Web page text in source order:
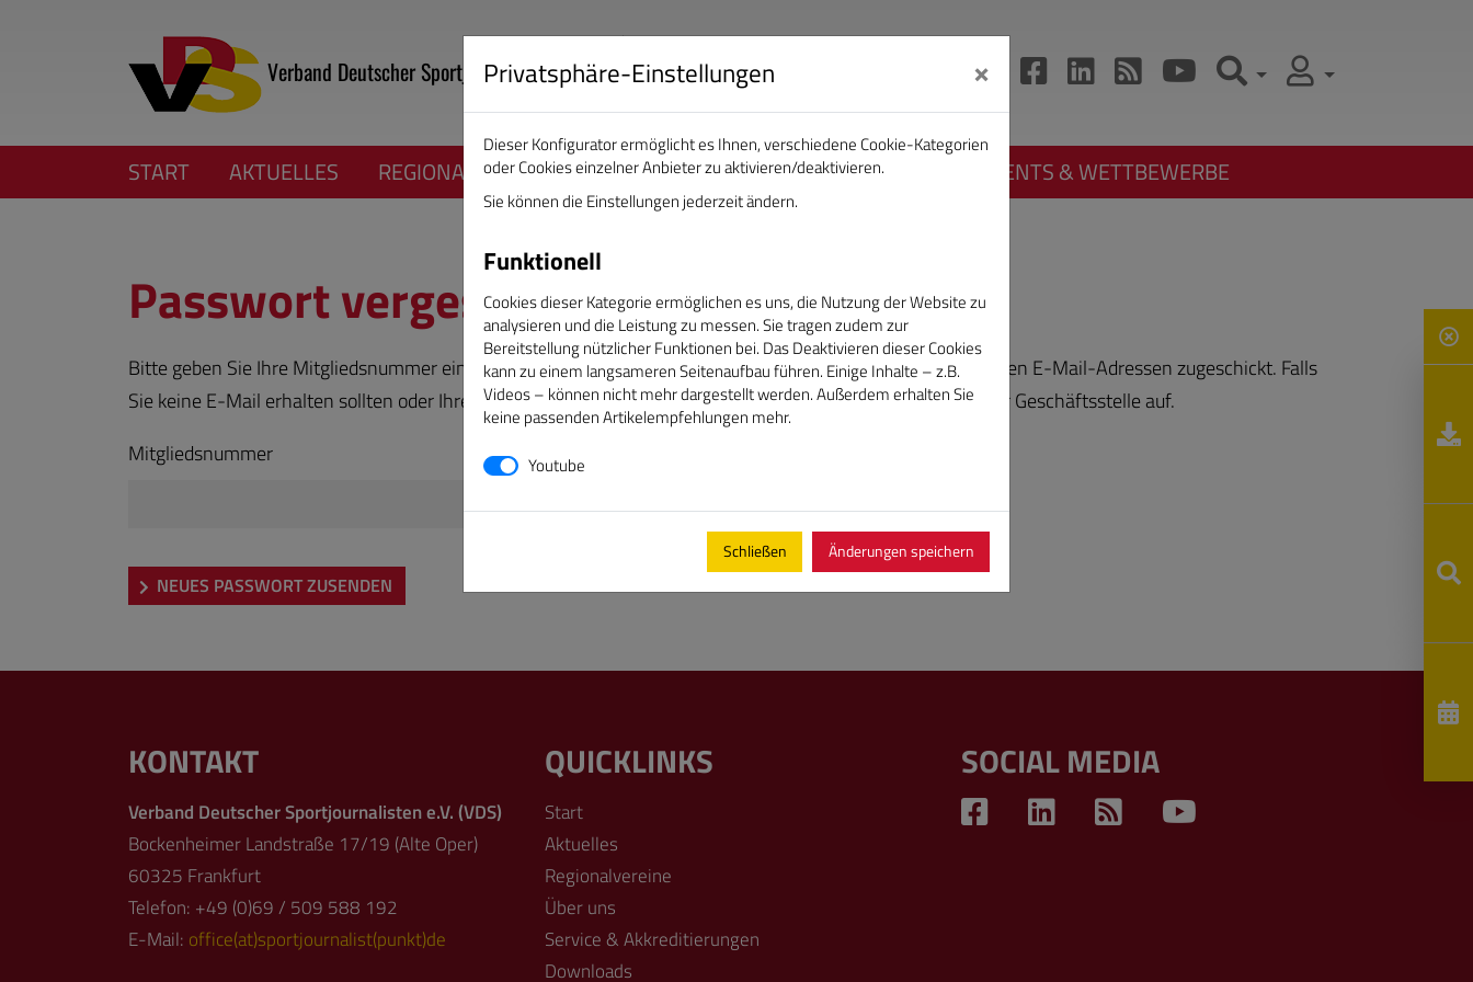
Verband Deutscher Sportjournalisten e.V. DAS GOLDENE BAND
START AKTUELLES REGIONALVEREINE ÜBER UNS SERVICE CAMPUS EVENTS & WETTBEWERBE
Passwort vergessen
Bitte geben Sie Ihre Mitgliedsnummer ein, es wird Ihnen anschließend ein neues Kennwort an die hinterlegten E-Mail-Adressen zugeschickt. Falls
Sie keine E-Mail erhalten sollten oder Ihre Mitgliedsnummer nicht kennen, nehmen Sie bitte Kontakt mit der Geschäftsstelle auf.
Mitgliedsnummer
NEUES PASSWORT ZUSENDEN
Privatsphäre-Einstellungen ×
Dieser Konfigurator ermöglicht es Ihnen, verschiedene Cookie-Kategorien
oder Cookies einzelner Anbieter zu aktivieren/deaktivieren.
Sie können die Einstellungen jederzeit ändern.
Funktionell
Cookies dieser Kategorie ermöglichen es uns, die Nutzung der Website zu
analysieren und die Leistung zu messen. Sie tragen zudem zur
Bereitstellung nützlicher Funktionen bei. Das Deaktivieren dieser Cookies
kann zu einem langsameren Seitenaufbau führen. Einige Inhalte – z.B.
Videos – können nicht mehr dargestellt werden. Außerdem erhalten Sie
keine passenden Artikelempfehlungen mehr.
Youtube
Schließen Änderungen speichern
KONTAKT
Verband Deutscher Sportjournalisten e.V. (VDS)
Bockenheimer Landstraße 17/19 (Alte Oper)
60325 Frankfurt
Telefon: +49 (0)69 / 509 588 192
E-Mail: office(at)sportjournalist(punkt)de
QUICKLINKS
Start
Aktuelles
Regionalvereine
Über uns
Service & Akkreditierungen
Downloads
SOCIAL MEDIA